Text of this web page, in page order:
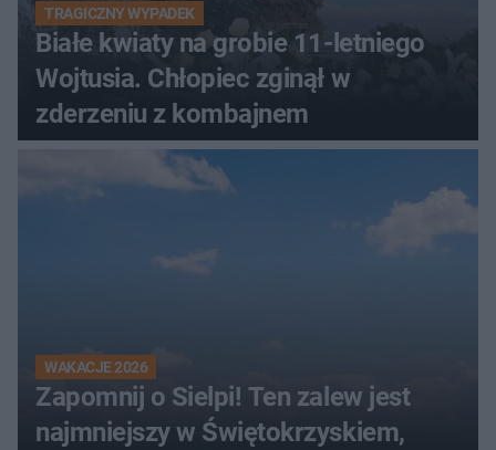
TRAGICZNY WYPADEK
Białe kwiaty na grobie 11-letniego
Wojtusia. Chłopiec zginął w
zderzeniu z kombajnem
WAKACJE 2026
Zapomnij o Sielpi! Ten zalew jest
najmniejszy w Świętokrzyskiem,